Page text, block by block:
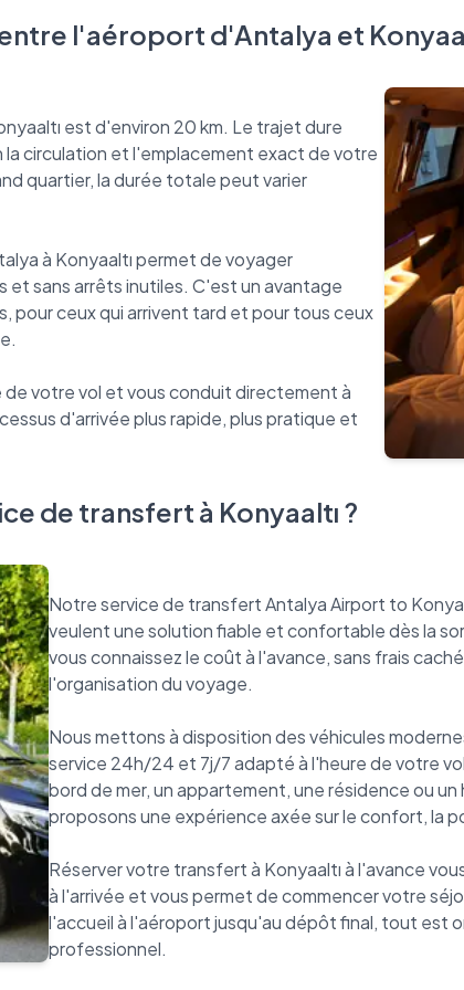
l'aéroport d'Antalya et
est d'environ 20 km. Le trajet dure
circulation et l'emplacement exact de votre
quartier, la durée totale peut varier
à Konyaaltı permet de voyager
sans arrêts inutiles. C'est un avantage
pour ceux qui arrivent tard et pour tous ceux
votre vol et vous conduit directement à
d'arrivée plus rapide, plus pratique et
de transfert à Konyaaltı ?
Notre service de transfert Antalya Airport to
veulent une solution fiable et confortable dès la
vous connaissez le coût à l'avance, sans frais
l'organisation du voyage.
Nous mettons à disposition des véhicules
service 24h/24 et 7j/7 adapté à l'heure de votre
bord de mer, un appartement, une résidence ou
proposons une expérience axée sur le confort, la
Réserver votre transfert à Konyaaltı à l'avance
à l'arrivée et vous permet de commencer votre
l'accueil à l'aéroport jusqu'au dépôt final, tout est